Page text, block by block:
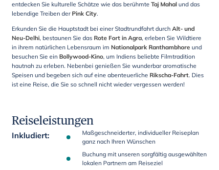
entdecken Sie kulturelle Schätze wie das berühmte Taj Mahal und das
lebendige Treiben der Pink City.
Erkunden Sie die Hauptstadt bei einer Stadtrundfahrt durch Alt- und
Neu-Delhi, bestaunen Sie das Rote Fort in Agra, erleben Sie Wildtiere
in ihrem natürlichen Lebensraum im Nationalpark Ranthambhore und
besuchen Sie ein Bollywood-Kino, um Indiens beliebte Filmtradition
hautnah zu erleben. Nebenbei genießen Sie wunderbar aromatische
Speisen und begeben sich auf eine abenteuerliche Rikscha-Fahrt. Dies
ist eine Reise, die Sie so schnell nicht wieder vergessen werden!
Reiseleistungen
Inkludiert:
Maßgeschneiderter, individueller Reiseplan
ganz nach Ihren Wünschen
Buchung mit unseren sorgfältig ausgewählten
lokalen Partnern am Reiseziel